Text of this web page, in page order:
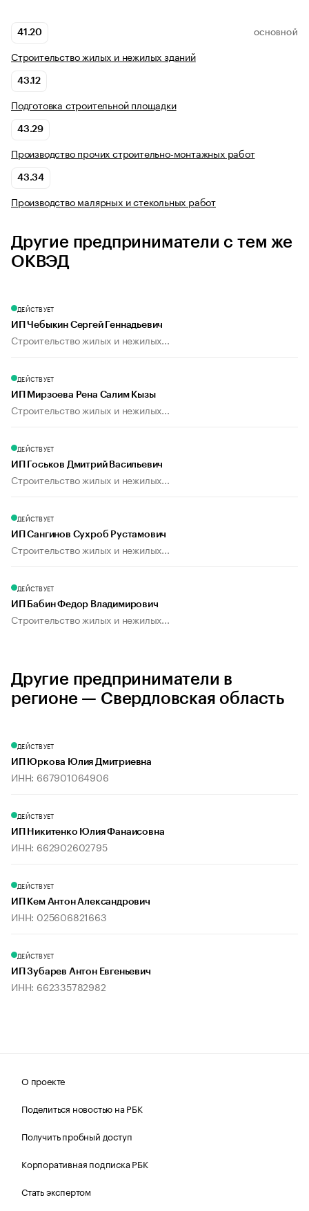
41.20 ОСНОВНОЙ
Строительство жилых и нежилых зданий
43.12
Подготовка строительной площадки
43.29
Производство прочих строительно-монтажных работ
43.34
Производство малярных и стекольных работ
Другие предприниматели с тем же
ОКВЭД
ДЕЙСТВУЕТ
ИП Чебыкин Сергей Геннадьевич
Строительство жилых и нежилых...
ДЕЙСТВУЕТ
ИП Мирзоева Рена Салим Кызы
Строительство жилых и нежилых...
ДЕЙСТВУЕТ
ИП Госьков Дмитрий Васильевич
Строительство жилых и нежилых...
ДЕЙСТВУЕТ
ИП Сангинов Сухроб Рустамович
Строительство жилых и нежилых...
ДЕЙСТВУЕТ
ИП Бабин Федор Владимирович
Строительство жилых и нежилых...
Другие предприниматели в
регионе — Свердловская область
ДЕЙСТВУЕТ
ИП Юркова Юлия Дмитриевна
ИНН: 667901064906
ДЕЙСТВУЕТ
ИП Никитенко Юлия Фанаисовна
ИНН: 662902602795
ДЕЙСТВУЕТ
ИП Кем Антон Александрович
ИНН: 025606821663
ДЕЙСТВУЕТ
ИП Зубарев Антон Евгеньевич
ИНН: 662335782982
О проекте
Поделиться новостью на РБК
Получить пробный доступ
Корпоративная подписка РБК
Стать экспертом